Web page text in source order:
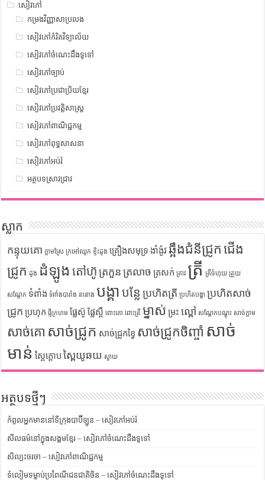
សៀវភៅ
កម្រងវិញ្ញាសាប្រលង
សៀវភៅកំរិតវិទ្យាល័យ
សៀវភៅចំណេះដឹងទូទៅ
សៀវភៅច្បាប់
សៀវភៅប្រជាប្រិយខ្មែរ
សៀវភៅប្រវត្តិសាស្រ្ត
សៀវភៅពាណិជ្ជកម្ម
សៀវភៅពុទ្ធសាសនា
សៀវភៅអប់រំ
អត្ថបទស្រាវជ្រាវ
ស្លាក
កន្ទុយគោ ក្តាមស្រែ ក្រអៅឈូក ខ្ទិះដូង គ្រឿងសមុទ្រ ងាំង៉ូវ ឆ្អឹងជំនីជ្រូក ជើង
ជ្រូក ដូង ដំឡូង តៅហ៊ូ ត្រកួន ត្រលាច ត្រសក់ ត្រាវ ត្រី ត្រីចំហុយ ត្រួយ
សណ្តែក ទំពាំង ទំពាំងបារាំង ននោង បង្គា បន្លែ ប្រហិតត្រី ប្រហិតបង្គា ប្រហិតសាច់
ជ្រូក ប្រហុក ផ្ទីក្រហម ផ្លែស៊ូ ផ្លែស្ពឺ ពោះគោ ពោះត្រី ម្នាស់ ម្រះ ល្ពៅ សណ្តែកបណ្តុះ សាច់ក្តាម
សាច់គោ សាច់ជ្រូក សាច់ជ្រូកខ្វៃ សាច់ជ្រូកចិញ្ចាំ សាច់
មាន់ ស្ពៃក្តោប ស្ពៃយូឆយ ស្វាយ
អត្ថបទថ្មីៗ
កំពូលអ្នកមាននៅទីក្រុងបាប៊ីឡូន – សៀវភៅអប់រំ
សីលធម៌នៅក្នុងសង្គមខ្មែរ – សៀវភៅចំណេះដឹងទូទៅ
សិល្បះចរចា – សៀវភៅពាណិជ្ជកម្ម
ទំលៀមទម្លាប់ប្រពៃណីជនជាតិចិន – សៀវភៅចំណេះដឹងទូទៅ